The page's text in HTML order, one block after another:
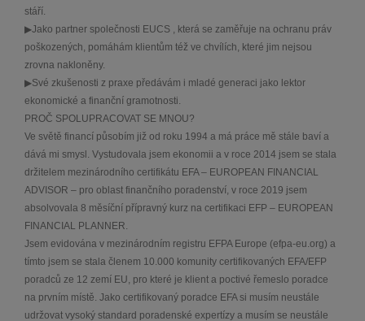
stáří.
▶Jako partner společnosti EUCS , která se zaměřuje na ochranu práv
poškozených, pomáhám klientům též ve chvílích, které jim nejsou
zrovna nakloněny.
▶Své zkušenosti z praxe předávám i mladé generaci jako lektor
ekonomické a finanční gramotnosti.
PROČ SPOLUPRACOVAT SE MNOU?
Ve světě financí působím již od roku 1994 a má práce mě stále baví a
dává mi smysl. Vystudovala jsem ekonomii a v roce 2014 jsem se stala
držitelem mezinárodního certifikátu EFA – EUROPEAN FINANCIAL
ADVISOR – pro oblast finančního poradenství, v roce 2019 jsem
absolvovala 8 měsíční přípravný kurz na certifikaci EFP – EUROPEAN
FINANCIAL PLANNER.
Jsem evidována v mezinárodním registru EFPA Europe (efpa-eu.org) a
tímto jsem se stala členem 10.000 komunity certifikovaných EFA/EFP
poradců ze 12 zemí EU, pro které je klient a poctivé řemeslo poradce
na prvním místě. Jako certifikovaný poradce EFA si musím neustále
udržovat vysoký standard poradenské expertízy a musím se neustále